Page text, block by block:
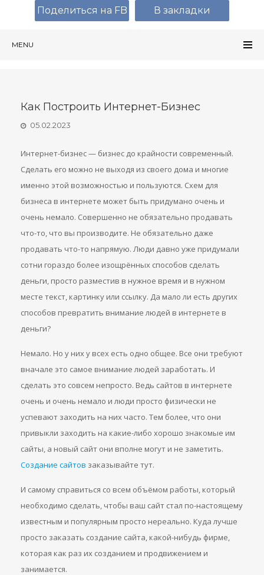
MENU
Как Построить Интернет-Бизнес
05.02.2023
Интернет-бизнес — бизнес до крайности современный.
Сделать его можно не выходя из своего дома и многие
именно этой возможностью и пользуются. Схем для
бизнеса в интернете может быть придумано очень и
очень немало. Совершенно не обязательно продавать
что-то, что вы производите. Не обязательно даже
продавать что-то напрямую. Люди давно уже придумали
сотни гораздо более изощрённых способов сделать
деньги, просто разместив в нужное время и в нужном
месте текст, картинку или ссылку. Да мало ли есть других
способов превратить внимание людей в интернете в
деньги?
Немало. Но у них у всех есть одно общее. Все они требуют
вначале это самое внимание людей заработать. И
сделать это совсем непросто. Ведь сайтов в интернете
очень и очень немало и люди просто физически не
успевают заходить на них часто. Тем более, что они
привыкли заходить на какие-либо хорошо знакомые им
сайты, а новый сайт они вполне могут и не заметить.
Cоздание сайтов заказывайте тут.
И самому справиться со всем объёмом работы, который
необходимо сделать, чтобы ваш сайт стал по-настоящему
известным и популярным просто нереально. Куда лучше
просто заказать создание сайта, какой-нибудь фирме,
которая как раз их созданием и продвижением и
занимается.
Поделиться на FB В закладки